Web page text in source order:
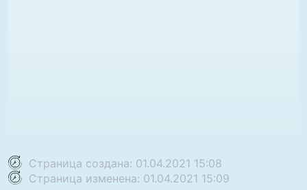
Страница создана: 01.04.2021 15:08
Страница изменена: 01.04.2021 15:09